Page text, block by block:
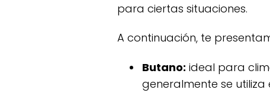
para ciertas situaciones.
a continuación, te
butano: ideal para
generalmente se